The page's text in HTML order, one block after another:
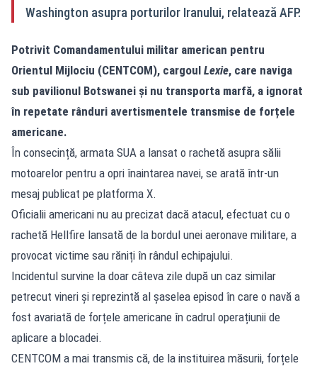
Washington asupra porturilor Iranului, relatează AFP.
Potrivit Comandamentului militar american pentru
Orientul Mijlociu (CENTCOM), cargoul Lexie, care naviga
sub pavilionul Botswanei și nu transporta marfă, a ignorat
în repetate rânduri avertismentele transmise de forțele
americane.
În consecință, armata SUA a lansat o rachetă asupra sălii
motoarelor pentru a opri înaintarea navei, se arată într-un
mesaj publicat pe platforma X.
Oficialii americani nu au precizat dacă atacul, efectuat cu o
rachetă Hellfire lansată de la bordul unei aeronave militare, a
provocat victime sau răniți în rândul echipajului.
Incidentul survine la doar câteva zile după un caz similar
petrecut vineri și reprezintă al șaselea episod în care o navă a
fost avariată de forțele americane în cadrul operațiunii de
aplicare a blocadei.
CENTCOM a mai transmis că, de la instituirea măsurii, forțele